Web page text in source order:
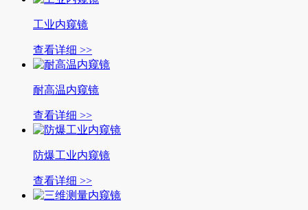
工业内窥镜
查看详细 >>
耐高温内窥镜
查看详细 >>
防爆工业内窥镜
查看详细 >>